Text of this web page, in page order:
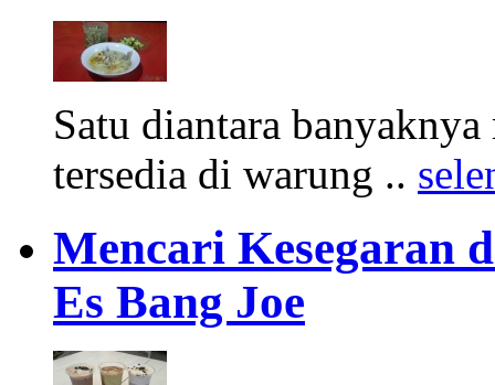
Satu diantara
tersedia di warung ..
Mencari Kesegaran
Es Bang Joe